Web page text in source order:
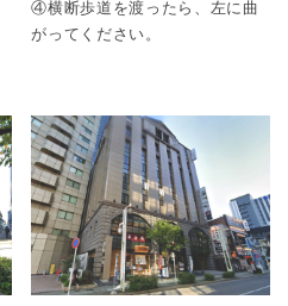
④横断歩道を渡ったら、左に曲
がってください。